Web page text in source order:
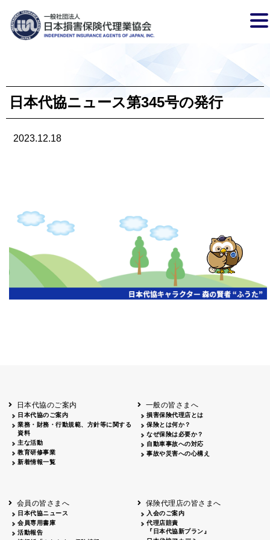
日本代協ニュース第345号の発行
2023.12.18
日本代協のご案内
日本代協のご案内
業務・財務・行動規範、方針等に関する
資料
主な活動
教育研修事業
新着情報一覧
一般の皆さまへ
損害保険代理店とは
保険とは何か？
なぜ保険は必要か？
自動車事故への対応
事故や災害への心構え
会員の皆さまへ
日本代協ニュース
会員専用書庫
活動報告
保険代理店の皆さまへ
入会のご案内
代理店賠責
『日本代協新プラン』